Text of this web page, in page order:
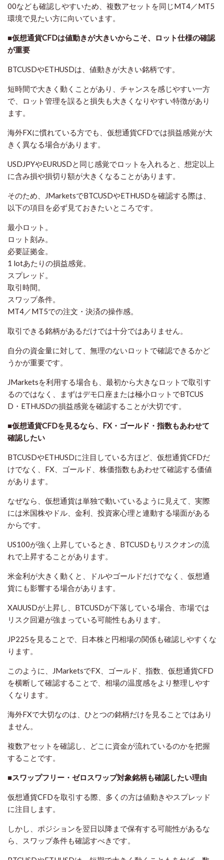
00なども確認しやすいため、複数アセットを同じMT4／MT5
環境で見たい方に向いています。
■仮想通貨CFDは値動きが大きいからこそ、ロット仕様の確認
が重要
BTCUSDやETHUSDは、値動きが大きい銘柄です。
短時間で大きく動くことがあり、チャンスを感じやすい一方
で、ロット管理を誤ると損失も大きくなりやすい特徴があり
ます。
海外FXに慣れている方でも、仮想通貨CFDでは損益感覚が大
きく異なる場合があります。
USDJPYやEURUSDと同じ感覚でロットを入れると、想定以上
に含み損や損切り額が大きくなることがあります。
そのため、JMarketsでBTCUSDやETHUSDを確認する際は、
以下の項目を必ず見ておきたいところです。
最小ロット。
ロット刻み。
必要証拠金。
1 lotあたりの損益感覚。
スプレッド。
取引時間。
スワップ条件。
MT4／MT5での注文・決済の操作感。
取引できる銘柄があるだけでは十分ではありません。
自分の資金量に対して、無理のないロットで確認できるかど
うかが重要です。
JMarketsを利用する場合も、最初から大きなロットで取引す
るのではなく、まずはデモ口座または極小ロットでBTCUS
D・ETHUSDの損益感覚を確認することが大切です。
■仮想通貨CFDを見るなら、FX・ゴールド・指数もあわせて
確認したい
BTCUSDやETHUSDに注目している方ほど、仮想通貨CFDだ
けでなく、FX、ゴールド、株価指数もあわせて確認する価値
があります。
なぜなら、仮想通貨は単独で動いているように見えて、実際
には米国株やドル、金利、投資家心理と連動する場面がある
からです。
US100が強く上昇しているとき、BTCUSDもリスクオンの流
れで上昇することがあります。
米金利が大きく動くと、ドルやゴールドだけでなく、仮想通
貨にも影響する場合があります。
XAUUSDが上昇し、BTCUSDが下落している場合、市場では
リスク回避が強まっている可能性もあります。
JP225を見ることで、日本株と円相場の関係も確認しやすくな
ります。
このように、JMarketsでFX、ゴールド、指数、仮想通貨CFD
を横断して確認することで、相場の温度感をより整理しやす
くなります。
海外FXで大切なのは、ひとつの銘柄だけを見ることではあり
ません。
複数アセットを確認し、どこに資金が流れているのかを把握
することです。
■スワップフリー・ゼロスワップ対象銘柄も確認したい理由
仮想通貨CFDを取引する際、多くの方は値動きやスプレッド
に注目します。
しかし、ポジションを翌日以降まで保有する可能性があるな
ら、スワップ条件も確認すべきです。